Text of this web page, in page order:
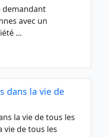
demandant
avec un
...
dans la vie de
la vie de tous les
vie de tous les